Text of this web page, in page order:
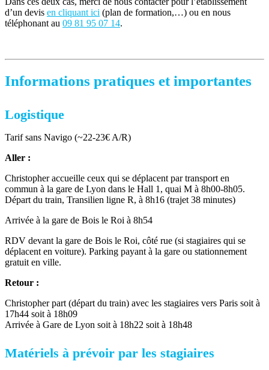
d’un devis en cliquant ici (plan de formation,…) ou en nous
téléphonant au 09 81 95 07 14.
Informations pratiques et importantes
Logistique
Tarif sans Navigo (~22-23€ A/R)
Aller :
Christopher accueille ceux qui se déplacent par transport en
commun à la gare de Lyon dans le Hall 1, quai M à 8h00-8h05.
Départ du train, Transilien ligne R, à 8h16 (trajet 38 minutes)
Arrivée à la gare de Bois le Roi à 8h54
RDV devant la gare de Bois le Roi, côté rue (si stagiaires qui se
déplacent en voiture). Parking payant à la gare ou stationnement
gratuit en ville.
Retour :
Christopher part (départ du train) avec les stagiaires vers Paris soit à
17h44 soit à 18h09
Arrivée à Gare de Lyon soit à 18h22 soit à 18h48
Matériels à prévoir par les stagiaires